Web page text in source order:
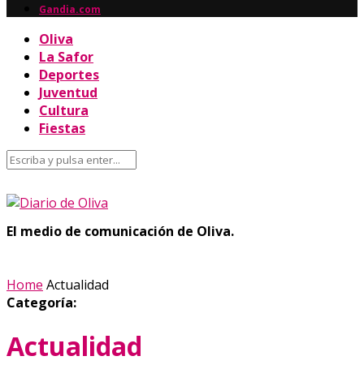
Gandia.com
Oliva
La Safor
Deportes
Juventud
Cultura
Fiestas
El medio de comunicación de Oliva.
Home Actualidad
Categoría:
Actualidad